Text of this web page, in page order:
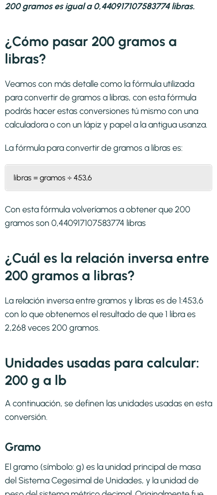
200 gramos es igual a 0,440917107583774 libras.
¿Cómo pasar 200 gramos a
libras?
Veamos con más detalle como la fórmula utilizada
para convertir de gramos a libras, con esta fórmula
podrás hacer estas conversiones tú mismo con una
calculadora o con un lápiz y papel a la antigua usanza.
La fórmula para convertir degramos a librases:
libras = gramos ÷ 453,6
Con esta fórmula volveríamos a obtener que 200
gramos son 0,440917107583774 libras
¿Cuál es la relación inversa entre
200 gramos a libras?
La relación inversa entre gramos y libras es de 1:453,6
con lo que obtenemos el resultado de que 1 libra es
2,268 veces 200 gramos.
Unidades usadas para calcular:
200 g a lb
A continuación, se definen las unidades usadas en esta
conversión.
Gramo
El gramo (símbolo: g) es la unidad principal de masa
del Sistema Cegesimal de Unidades, y la unidad de